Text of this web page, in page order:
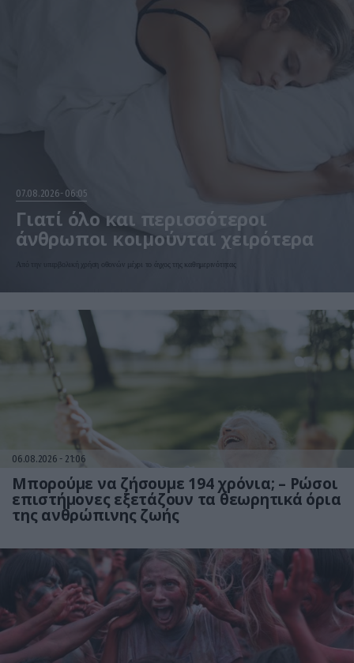
07.08.2026 06:05
Γιατί όλο και περισσότεροι
άνθρωποι κοιμούνται χειρότερα
Από την υπερβολική χρήση οθονών μέχρι το άγχος της καθημερινότητας
06.08.2026 21:06
Μπορούμε να ζήσουμε 194 χρόνια; – Ρώσοι
επιστήμονες εξετάζουν τα θεωρητικά όρια
της ανθρώπινης ζωής